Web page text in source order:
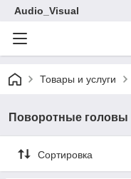
Audio_Visual
Товары и услуги
Поворотные головы
Сортировка